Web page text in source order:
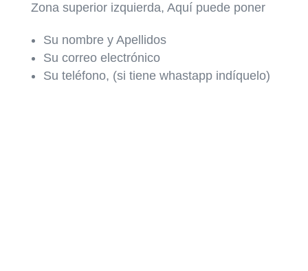
Zona superior izquierda, Aquí puede poner
Su nombre y Apellidos
Su correo electrónico
Su teléfono, (si tiene whastapp indíquelo)